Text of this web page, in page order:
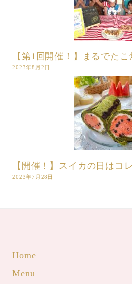
【第1回開催！】まるでたこ
2023年8月2日
【開催！】スイカの日はコレ
2023年7月28日
Home
Menu